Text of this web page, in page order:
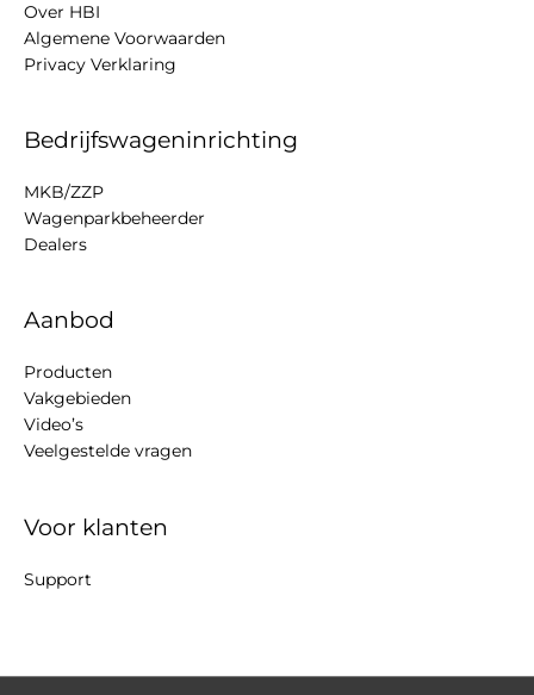
Over HBI
Algemene Voorwaarden
Privacy Verklaring
Bedrijfswageninrichting
MKB/ZZP
Wagenparkbeheerder
Dealers
Aanbod
Producten
Vakgebieden
Video’s
Veelgestelde vragen
Voor klanten
Support